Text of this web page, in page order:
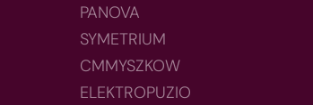
PANOVA
SYMETRIUM
CMMYSZKOW
ELEKTROPUZIO